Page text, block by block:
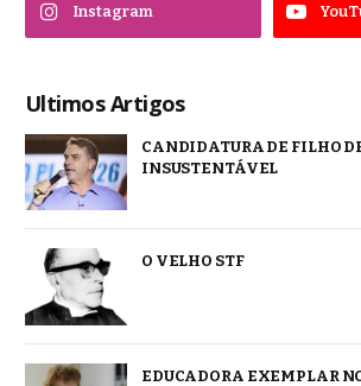
Instagram
Ultimos Artigos
CANDIDATURA DE FILHO
INSUSTENTÁVEL
O VELHO STF
EDUCADORA EXEMPLAR